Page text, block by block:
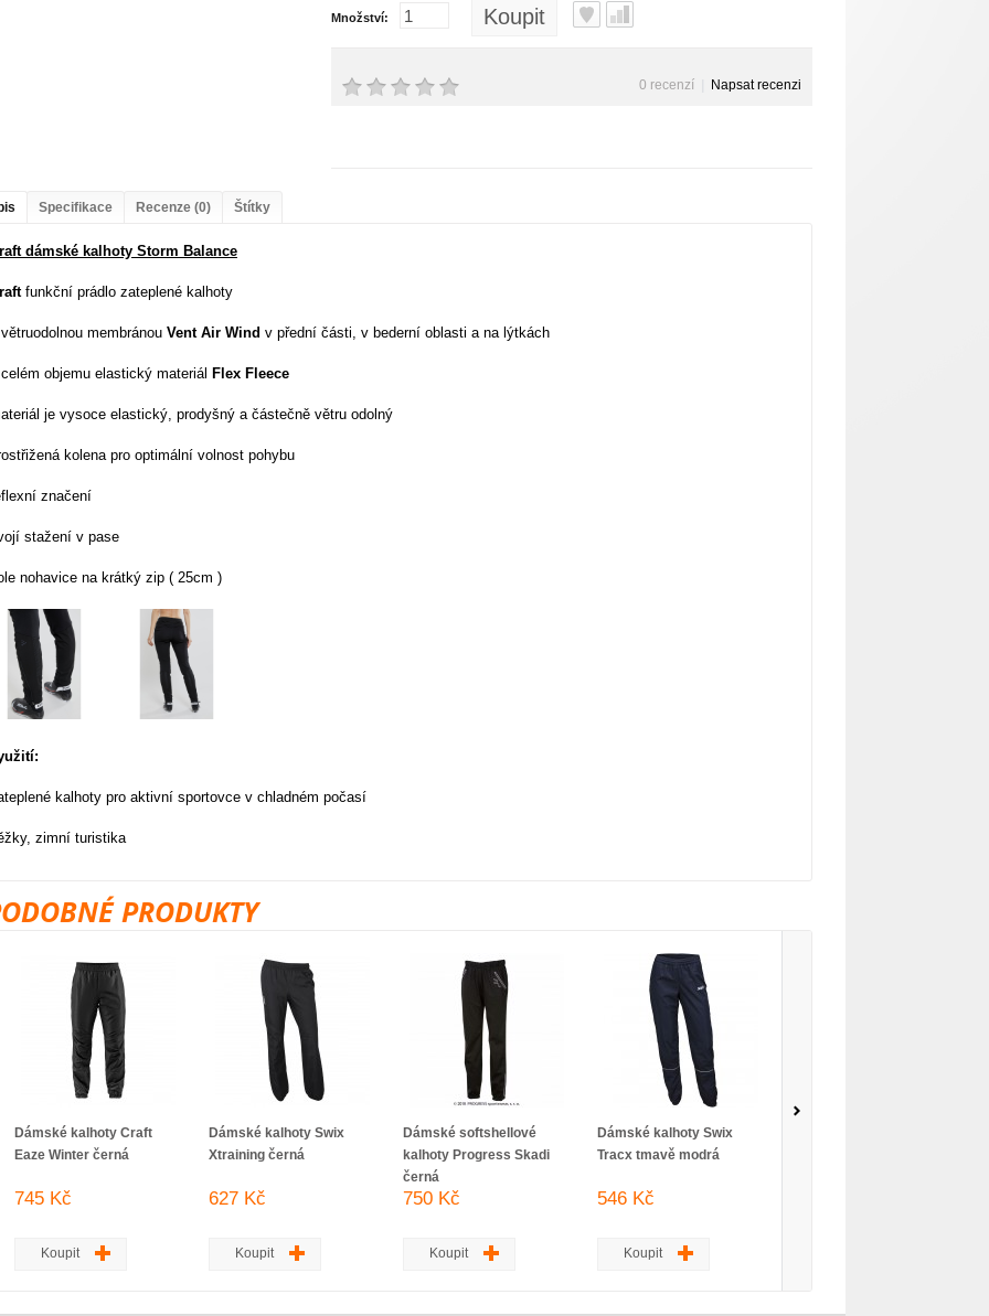
Množství: Koupit
0 recenzí Napsat recenzi
Specifikace Recenze (0) Štítky
dámské kalhoty Storm Balance
funkční prádlo zateplené kalhoty
membránou Vent Air Wind v přední části, v bederní oblasti a na lýtkách
objemu elastický materiál Flex Fleece
je vysoce elastický, prodyšný a částečně větru odolný
kolena pro optimální volnost pohybu
značení
stažení v pase
nohavice na krátký zip ( 25cm )
kalhoty pro aktivní sportovce v chladném počasí
zimní turistika
PRODUKTY
Dámské kalhoty Craft
Eaze Winter černá
745 Kč
Koupit
Dámské kalhoty Swix
Xtraining černá
627 Kč
Koupit
Dámské softshellové
kalhoty Progress Skadi
černá
750 Kč
Koupit
Dámské kalhoty Swix
Tracx tmavě modrá
546 Kč
Koupit